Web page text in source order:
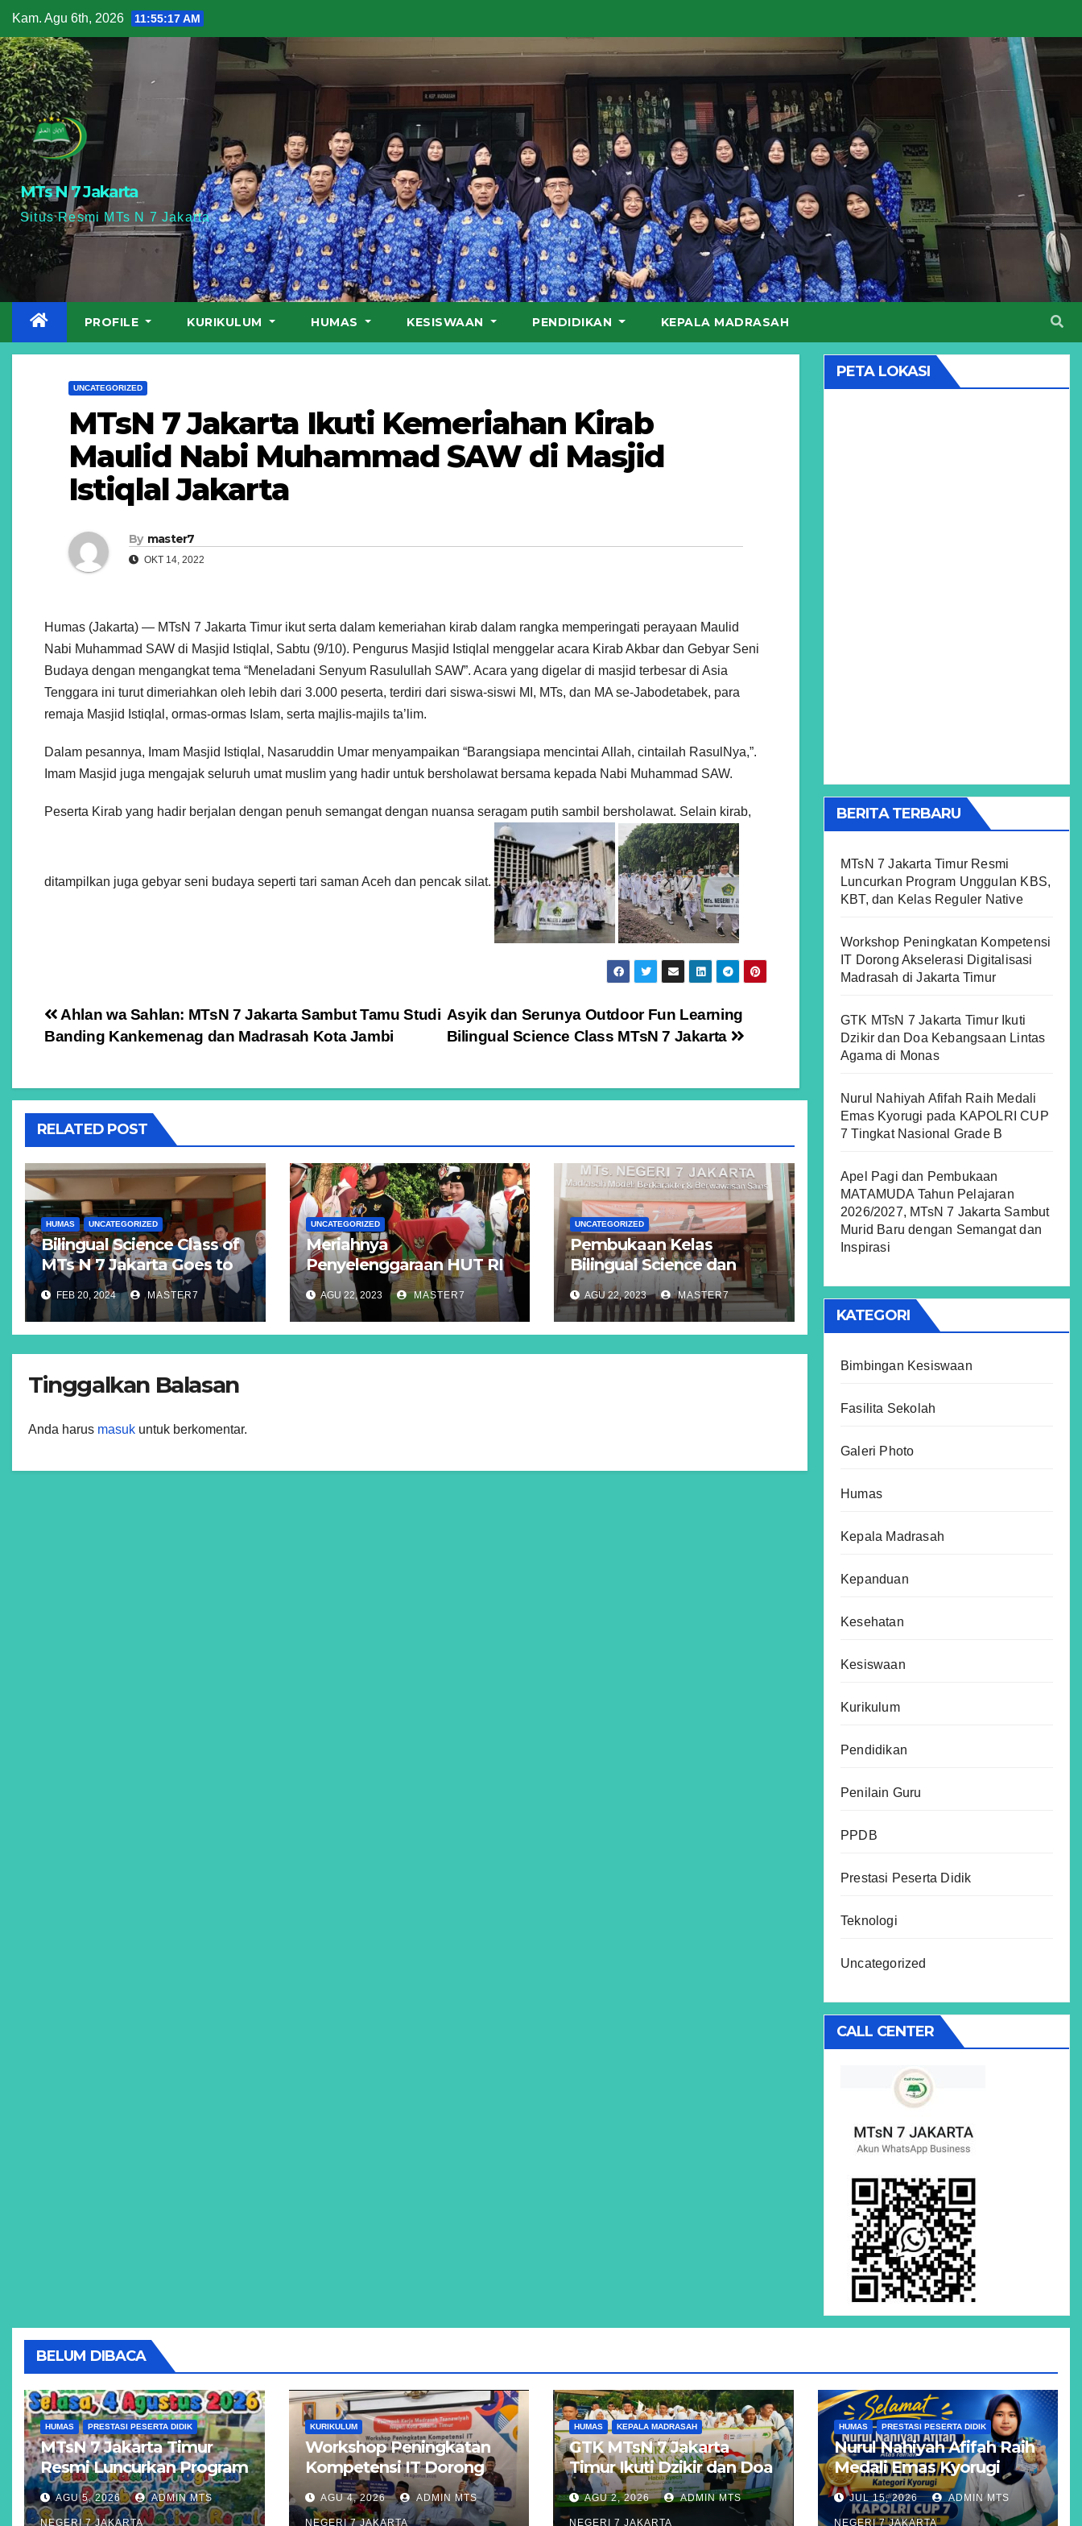
Skip
to
content
Kam. Agu 6th, 2026 11:55:18 AM
MTs N 7 Jakarta
Situs Resmi MTs N 7 Jakarta
PROFILE KURIKULUM HUMAS KESISWAAN PENDIDIKAN KEPALA MADRASAH
UNCATEGORIZED
MTsN 7 Jakarta Ikuti Kemeriahan Kirab
Maulid Nabi Muhammad SAW di Masjid
Istiqlal Jakarta
By master7
OKT 14, 2022
Humas (Jakarta) — MTsN 7 Jakarta Timur ikut serta dalam kemeriahan kirab dalam rangka memperingati perayaan Maulid
Nabi Muhammad SAW di Masjid Istiqlal, Sabtu (9/10). Pengurus Masjid Istiqlal menggelar acara Kirab Akbar dan Gebyar Seni
Budaya dengan mengangkat tema “Meneladani Senyum Rasulullah SAW”. Acara yang digelar di masjid terbesar di Asia
Tenggara ini turut dimeriahkan oleh lebih dari 3.000 peserta, terdiri dari siswa-siswi MI, MTs, dan MA se-Jabodetabek, para
remaja Masjid Istiqlal, ormas-ormas Islam, serta majlis-majils ta’lim.
Dalam pesannya, Imam Masjid Istiqlal, Nasaruddin Umar menyampaikan “Barangsiapa mencintai Allah, cintailah RasulNya,”.
Imam Masjid juga mengajak seluruh umat muslim yang hadir untuk bersholawat bersama kepada Nabi Muhammad SAW.
Peserta Kirab yang hadir berjalan dengan penuh semangat dengan nuansa seragam putih sambil bersholawat. Selain kirab,
ditampilkan juga gebyar seni budaya seperti tari saman Aceh dan pencak silat.
Navigasi
Asyik dan Serunya Outdoor Fun Learning
Bilingual Science Class MTsN 7 Jakarta
Ahlan wa Sahlan: MTsN 7 Jakarta Sambut Tamu Studi
Banding Kankemenag dan Madrasah Kota Jambi
RELATED POST
HUMAS UNCATEGORIZED
Bilingual Science Class of
MTs N 7 Jakarta Goes to
Indonesia Science Center
TMII.
FEB 20, 2024 MASTER7
UNCATEGORIZED
Meriahnya
Penyelenggaraan HUT RI
Ke-78 di MTs Negeri 7
Jakarta
AGU 22, 2023 MASTER7
UNCATEGORIZED
Pembukaan Kelas
Bilingual Science dan
Kelas Bilingual Tahfidz
MTs Negeri 7 Jakarts
Timur Tahun Pelajaran
AGU 22, 2023 MASTER7
Tinggalkan Balasan
Anda harus masuk untuk berkomentar.
PETA LOKASI
BERITA TERBARU
MTsN 7 Jakarta Timur Resmi
Luncurkan Program Unggulan KBS,
KBT, dan Kelas Reguler Native
Workshop Peningkatan Kompetensi
IT Dorong Akselerasi Digitalisasi
Madrasah di Jakarta Timur
GTK MTsN 7 Jakarta Timur Ikuti
Dzikir dan Doa Kebangsaan Lintas
Agama di Monas
Nurul Nahiyah Afifah Raih Medali
Emas Kyorugi pada KAPOLRI CUP
7 Tingkat Nasional Grade B
Apel Pagi dan Pembukaan
MATAMUDA Tahun Pelajaran
2026/2027, MTsN 7 Jakarta Sambut
Murid Baru dengan Semangat dan
Inspirasi
KATEGORI
Bimbingan Kesiswaan
Fasilita Sekolah
Galeri Photo
Humas
Kepala Madrasah
Kepanduan
Kesehatan
Kesiswaan
Kurikulum
Pendidikan
Penilain Guru
PPDB
Prestasi Peserta Didik
Teknologi
Uncategorized
CALL CENTER
BELUM DIBACA
HUMAS PRESTASI PESERTA DIDIK
MTsN 7 Jakarta Timur
Resmi Luncurkan Program
Unggulan KBS, KBT, dan
Kelas Reguler Native
AGU 5, 2026 ADMIN MTS
NEGERI 7 JAKARTA
KURIKULUM
Workshop Peningkatan
Kompetensi IT Dorong
Akselerasi Digitalisasi
Madrasah di Jakarta
AGU 4, 2026 ADMIN MTS
NEGERI 7 JAKARTA
HUMAS KEPALA MADRASAH
GTK MTsN 7 Jakarta
Timur Ikuti Dzikir dan Doa
Kebangsaan Lintas
Agama di Monas
AGU 2, 2026 ADMIN MTS
NEGERI 7 JAKARTA
HUMAS PRESTASI PESERTA DIDIK
Nurul Nahiyah Afifah Raih
Medali Emas Kyorugi
pada KAPOLRI CUP 7
Tingkat Nasional Grade B
JUL 15, 2026 ADMIN MTS
NEGERI 7 JAKARTA